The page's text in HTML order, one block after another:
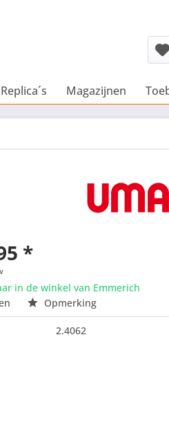
Magazijnen
*
in de winkel van Emmerich
Opmerking
2.4062